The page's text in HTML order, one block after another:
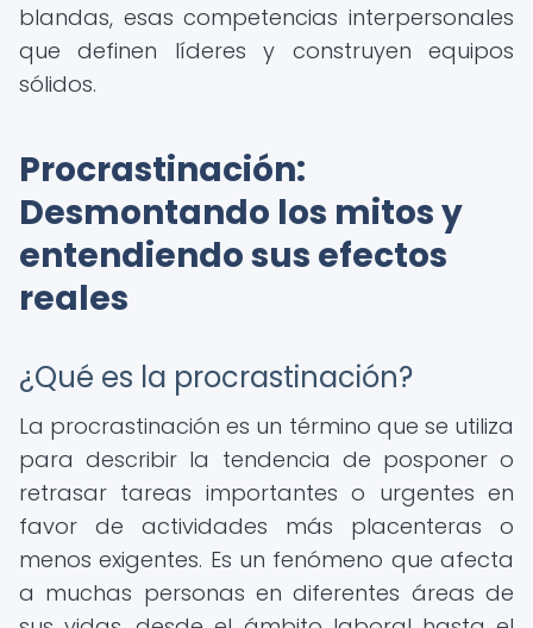
blandas, esas competencias interpersonales
que definen líderes y construyen equipos
sólidos.
Procrastinación:
Desmontando los mitos y
entendiendo sus efectos
reales
¿Qué es la procrastinación?
La procrastinación es un término que se utiliza
para describir la tendencia de posponer o
retrasar tareas importantes o urgentes en
favor de actividades más placenteras o
menos exigentes. Es un fenómeno que afecta
a muchas personas en diferentes áreas de